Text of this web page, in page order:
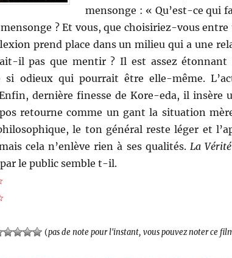
mensonge : « Qu’est-ce qui
? Et vous, que choisiriez-vous
prend place dans un milieu qui a une
il pas que mentir ? Il est assez étonnant
si odieux qui pourrait être elle-même.
dernière finesse de Kore-eda, il
retourne comme un gant la situation
le ton général reste léger et
cela n’enlève rien à ses qualités. La Vérité
le public semble t-il.
(pas de note pour l'instant, vous pouvez noter ce